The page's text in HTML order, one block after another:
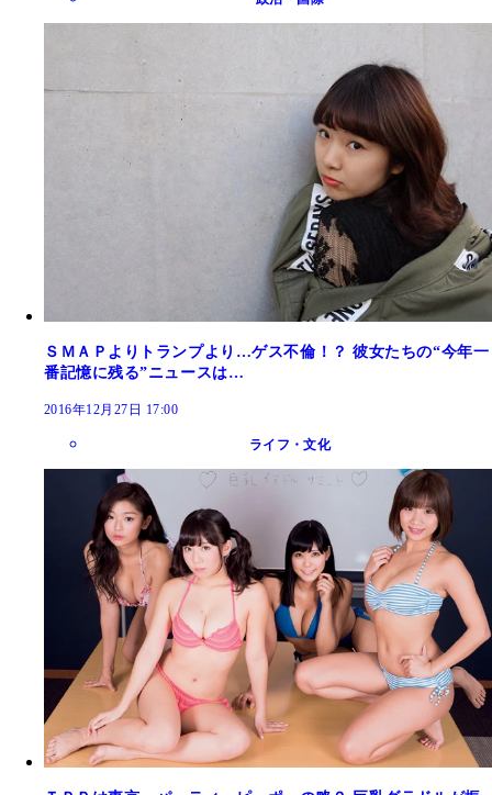
ＳＭＡＰよりトランプより…ゲス不倫！？ 彼女たちの“今年一
番記憶に残る”ニュースは…
2016年12月27日 17:00
ライフ・文化